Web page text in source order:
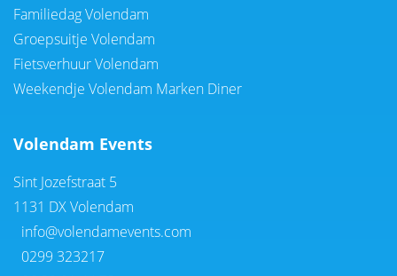
Familiedag Volendam
Groepsuitje Volendam
Fietsverhuur Volendam
Weekendje Volendam Marken Diner
Volendam Events
Sint Jozefstraat 5
1131 DX Volendam
info@volendamevents.com
0299 323217